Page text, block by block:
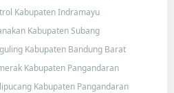
Kabupaten Indramayu
Kabupaten Subang
Kabupaten Bandung Barat
Kabupaten Pangandaran
Kabupaten Pangandaran